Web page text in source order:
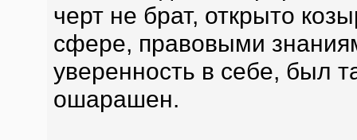
черт не брат, открыто
сфере, правовыми
уверенность в себе, был
ошарашен.